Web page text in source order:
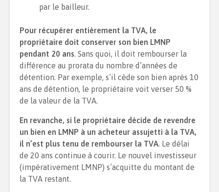
par le bailleur.
Pour récupérer entièrement la TVA, le
propriétaire doit conserver son bien LMNP
pendant 20 ans. Sans quoi, il doit rembourser la
différence au prorata du nombre d’années de
détention. Par exemple, s’il cède son bien après 10
ans de détention, le propriétaire voit verser 50 %
de la valeur de la TVA.
En revanche, si le propriétaire décide de revendre
un bien en LMNP à un acheteur assujetti à la TVA,
il n’est plus tenu de rembourser la TVA. Le délai
de 20 ans continue à courir. Le nouvel investisseur
(impérativement LMNP) s’acquitte du montant de
la TVA restant.